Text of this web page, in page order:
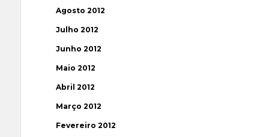
Agosto 2012
Julho 2012
Junho 2012
Maio 2012
Abril 2012
Março 2012
Fevereiro 2012